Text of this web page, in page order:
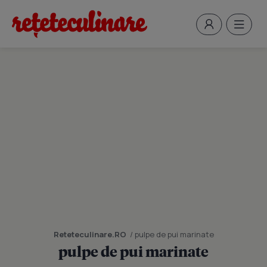
Reteteculinare.RO / pulpe de pui marinate
pulpe de pui marinate